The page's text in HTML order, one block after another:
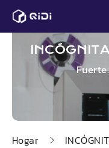
Saltar
contenido
Hogar